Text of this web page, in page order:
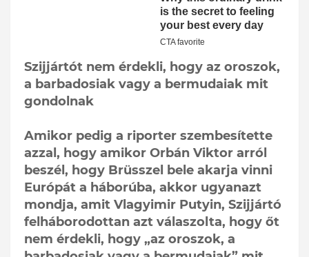
Szijjártót nem érdekli, hogy az oroszok,
a barbadosiak vagy a bermudaiak mit
gondolnak
Amikor pedig a riporter szembesítette
azzal, hogy amikor Orbán Viktor arról
beszél, hogy Brüsszel bele akarja vinni
Európát a háborúba, akkor ugyanazt
mondja, amit Vlagyimir Putyin, Szijjártó
felháborodottan azt válaszolta, hogy őt
nem érdekli, hogy „az oroszok, a